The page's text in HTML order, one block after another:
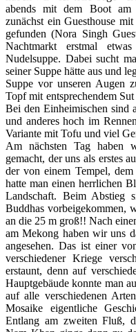
abends mit dem Boot am
zunächst ein Guesthouse
gefunden (Nora Singh
Nachtmarkt erstmal
Nudelsuppe. Dabei sucht
seiner Suppe hätte aus und
Suppe vor unseren Augen
Topf mit entsprechendem
Bei den Einheimischen sind
und anderes hoch im
Variante mit Tofu und viel
Am nächsten Tag haben
gemacht, der uns als erstes
der von einem Tempel,
hatte man einen herrlichen
Landschaft. Beim Abstieg
Buddhas vorbeigekommen,
an die 25 m groß!! Nach
am Mekong haben wir uns
angesehen. Das ist einer
verschiedener Kriege
erstaunt, denn auf
Hauptgebäude konnte man
auf alle verschiedenen
Mosaike eigentliche
Entlang am zweiten Fluß,